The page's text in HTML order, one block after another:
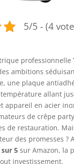
5/5 - (4
professionnelle
ambitions
une plaque
allant
appareil en acier
de crêpe
de restauration.
des promesses ?
sur 5sur Amazon, la
investissement.